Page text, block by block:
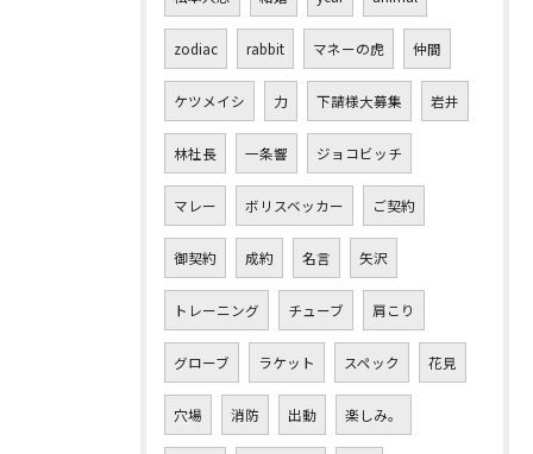
zodiac rabbit マネーの虎 仲間
ケツメイシ 力 下請様大募集 岩井
林社長 一条響 ジョコビッチ
マレー ボリスベッカー ご契約
御契約 成約 名言 矢沢
トレーニング チューブ 肩こり
グローブ ラケット スペック 花見
穴場 消防 出動 楽しみ。